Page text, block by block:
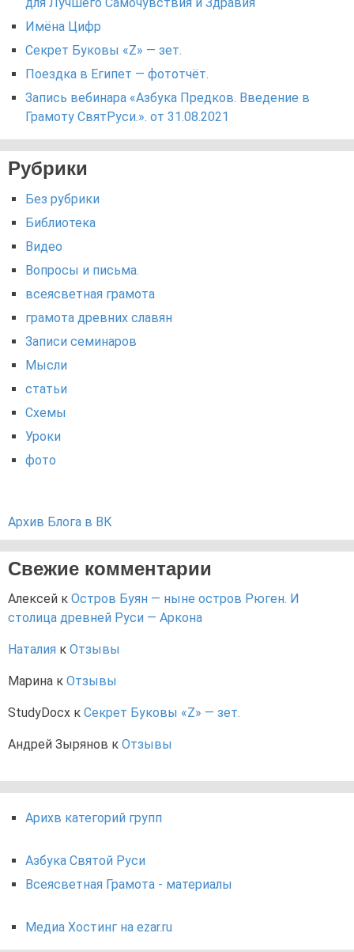
для Лучшего Самочувствия и Здравия
Имёна Цифр
Секрет Буковы «Z» — зет.
Поездка в Египет — фототчёт.
Запись вебинара «Азбука Предков. Введение в
Грамоту СвятРуси.». от 31.08.2021
Рубрики
Без рубрики
Библиотека
Видео
Вопросы и письма.
всеясветная грамота
грамота древних славян
Записи семинаров
Мысли
статьи
Схемы
Уроки
фото
Архив Блога в ВК
Свежие комментарии
Алексей к Остров Буян — ныне остров Рюген. И
столица древней Руси — Аркона
Наталия к Отзывы
Марина к Отзывы
StudyDocx к Секрет Буковы «Z» — зет.
Андрей Зырянов к Отзывы
Арихв категорий групп
Азбука Святой Руси
Всеясветная Грамота - материалы
Медиа Хостинг на ezar.ru